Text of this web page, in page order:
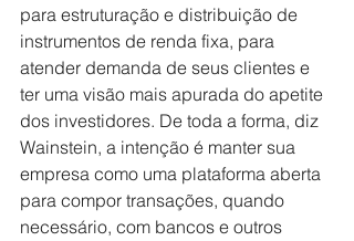
para estruturação e distribuição de
instrumentos de renda fixa, para
atender demanda de seus clientes e
ter uma visão mais apurada do apetite
dos investidores. De toda a forma, diz
Wainstein, a intenção é manter sua
empresa como uma plataforma aberta
para compor transações, quando
necessário, com bancos e outros